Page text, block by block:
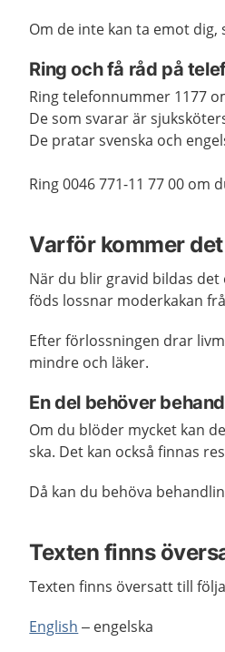
Om de inte kan ta emot
Ring och få råd på
Ring telefonnummer 1177
De som svarar är
De pratar svenska och
Ring 0046 771-11 77 00
Varför kommer
När du blir gravid bildas
föds lossnar moderkakan
Efter förlossningen drar
mindre och läker.
En del behöver
Om du blöder mycket kan
ska. Det kan också finnas
Då kan du behöva
Texten finns
Texten finns översatt till
English – engelska